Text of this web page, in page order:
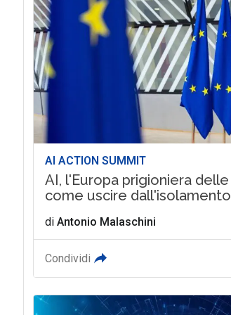
AI ACTION SUMMIT
AI, l'Europa prigioniera
come uscire dall'isolamento
di Antonio Malaschini
Condividi